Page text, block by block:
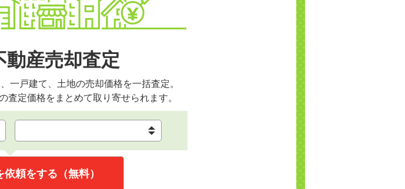
動産売却査定
一戸建て、土地の売却価格を一括査定。
査定価格をまとめて取り寄せられます。
頼をする（無料）